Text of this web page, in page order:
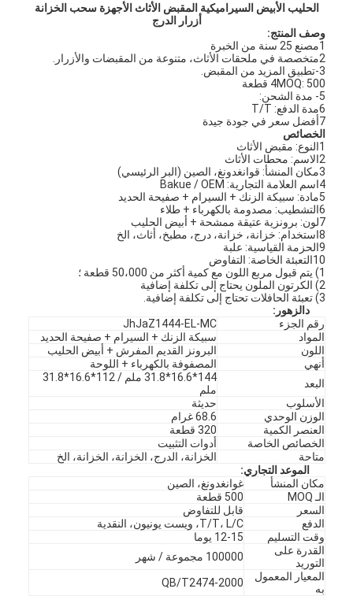
الحليب الأبيض السيراميكية المقبض الأثاث الأجهزة سحب الخزانة
أزرار الدرج
وصف المنتج:
1مصنع 25 سنة من الخبرة
2متخصصة في ملحقات الأثاث، متنوعة من المقبضات والأزرار.
3-تطبيق المزيد من المقبض.
4MOQ: 500 قطعة
5- مدة الشحن:
6مدة الدفع: T/T
7أفضل سعر في جودة جيدة
الخصائص
1النوع: مقبض الأثاث
2الاسم: محطات الأثاث
3مكان المنشأ: قوانغدونغ، الصين (البر الرئيسي)
4اسم العلامة التجارية: Bakue / OEM
5مادة: سبيكة الزنك + السيرام + صفيحة الحديد
6التشطيب: مصدومة بالكهرباء + طلاء
7لون: برونزية عتيقة ممشحة + أبيض الحليب
8استخدام: خزانة، خزانة، درج، مطبخ، أثاث، الخ
9الحزمة القياسية: علبة
10التعبئة الخاصة: التفاوض
1) يتم قبول مربع اللون مع كمية أكثر من 50،000 قطعة ؛
2) الكرتون الملون يحتاج إلى تكلفة إضافية
3) تعبئة الحافلات تحتاج إلى تكلفة إضافية.
د الزهور :
رقم الجزء
JhJaZ1444-EL-MC
المواد
سبيكة الزنك + السيرام + صفيحة الحديد
اللون
البرونز القديم المفرش + أبيض الحليب
أنهي
المصفوفة بالكهرباء + اللوحة
البعد
144*16.6*31.8 ملم / 112*16.6*31.8
ملم
الأسلوب
حديثة
الوزن الوحدي
68.6 غرام
العنصر الكمية
320 قطعة
الخصائص الخاصة
أدوات التثبيت
متاحة
الخزانة، الدرج، الخزانة، الخزانة، الخ
الموعد التجاري:
مكان المنشأ
غوانغدونغ، الصين
الـ MOQ
500 قطعة
السعر
قابل للتفاوض
الدفع
T/T، L/C، ويست يونيون، النقدية
وقت التسليم
12-15 يوما
القدرة على
التوريد
100000 مجموعة / شهر
المعيار المعمول
به
QB/T2474-2000